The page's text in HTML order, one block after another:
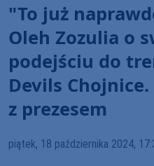
"To już
Oleh Zozulia o
podejściu do
Devils
z prezesem
piątek, 18 października 2024,